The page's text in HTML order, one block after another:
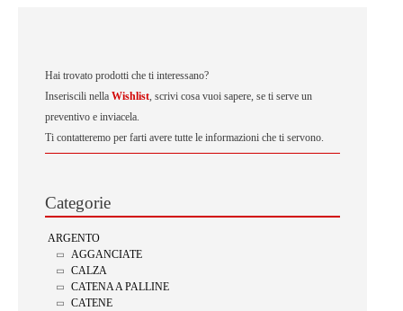
Hai trovato prodotti che ti interessano?
Inseriscili nella Wishlist, scrivi cosa vuoi sapere, se ti serve un
preventivo e inviacela.
Ti contatteremo per farti avere tutte le informazioni che ti servono.
Categorie
ARGENTO
AGGANCIATE
CALZA
CATENA A PALLINE
CATENE